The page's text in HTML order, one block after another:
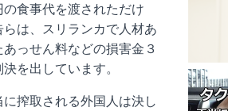
食事代を渡されただけ
は、スリランカで人材あ
っせん料などの損害金３
を出しています。
搾取される外国人は決し